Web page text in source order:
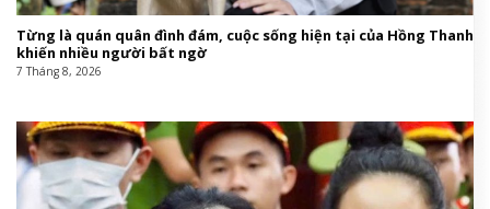
Từng là quán quân đình đám, cuộc sống hiện tại của Hồng Thanh
khiến nhiều người bất ngờ
7 Tháng 8, 2026